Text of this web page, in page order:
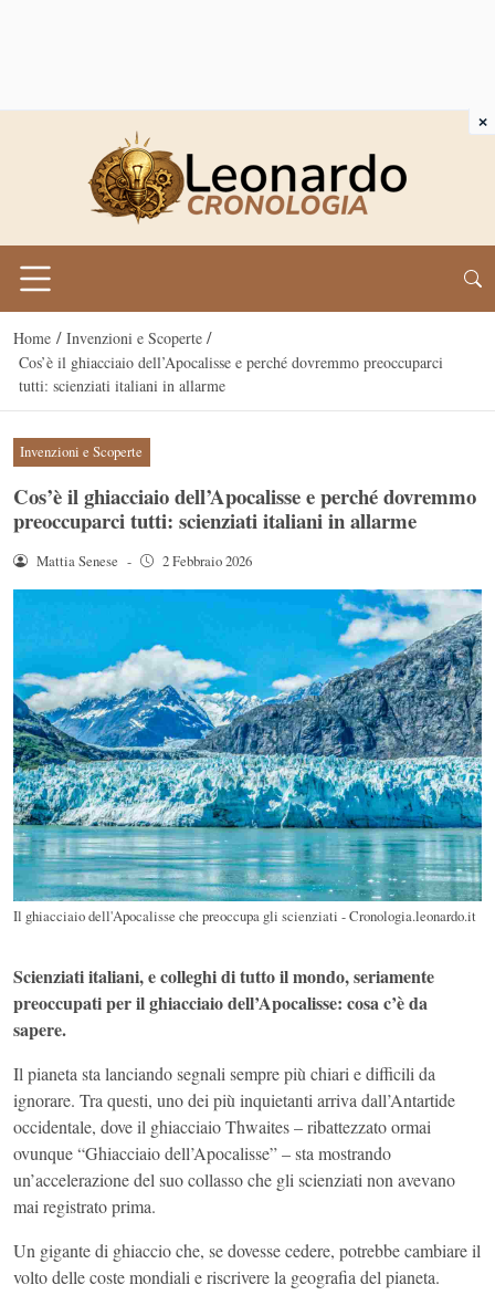
Home / Invenzioni e Scoperte /
Cos’è il ghiacciaio dell’Apocalisse e perché dovremmo preoccuparci
tutti: scienziati italiani in allarme
Invenzioni e Scoperte
Cos’è il ghiacciaio dell’Apocalisse e perché dovremmo
preoccuparci tutti: scienziati italiani in allarme
Mattia Senese - 2 Febbraio 2026
Il ghiacciaio dell'Apocalisse che preoccupa gli scienziati - Cronologia.leonardo.it
Scienziati italiani, e colleghi di tutto il mondo, seriamente
preoccupati per il ghiacciaio dell’Apocalisse: cosa c’è da
sapere.
Il pianeta sta lanciando segnali sempre più chiari e difficili da
ignorare. Tra questi, uno dei più inquietanti arriva dall’Antartide
occidentale, dove il ghiacciaio Thwaites – ribattezzato ormai
ovunque “Ghiacciaio dell’Apocalisse” – sta mostrando
un’accelerazione del suo collasso che gli scienziati non avevano
mai registrato prima.
Un gigante di ghiaccio che, se dovesse cedere, potrebbe cambiare il
volto delle coste mondiali e riscrivere la geografia del pianeta.
×